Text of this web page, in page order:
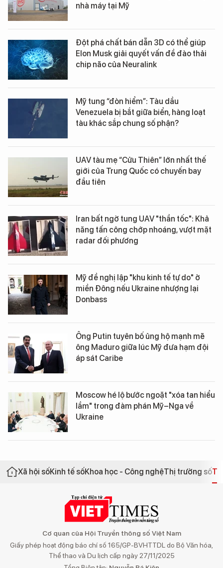
nhà máy tại Mỹ
Đột phá chất bán dẫn 3D có thể giúp
Elon Musk giải quyết vấn đề đào thải
chip não của Neuralink
Mỹ tung “đòn hiểm”: Tàu dầu
Venezuela bị bắt giữa biển, hàng loạt
tàu khác sắp chung số phận?
UAV tàu mẹ “Cửu Thiên” lớn nhất thế
giới của Trung Quốc có chuyến bay
đầu tiên
Iran bất ngờ tung UAV "thần tốc": Khả
năng tấn công chớp nhoáng, vượt mặt
radar đối phương
Mỹ đề nghị lập "khu kinh tế tự do" ở
miền Đông nếu Ukraine nhượng lại
Donbass
Ông Putin tuyên bố ủng hộ mạnh mẽ
ông Maduro giữa lúc Mỹ đưa hạm đội
áp sát Caribe
Moscow hé lộ bước ngoặt "xóa tan hiểu
lầm" trong đàm phán Mỹ–Nga về
Ukraine
Xã hội sốKinh tế sốKhoa học - Công nghệThị trường số
Cơ quan của Hội Truyền thông số Việt Nam
Giấy phép hoạt động báo chí số 165/GP-BVHTTDL do Bộ Văn hóa,
Thể thao và Du lịch cấp ngày 27/11/2025